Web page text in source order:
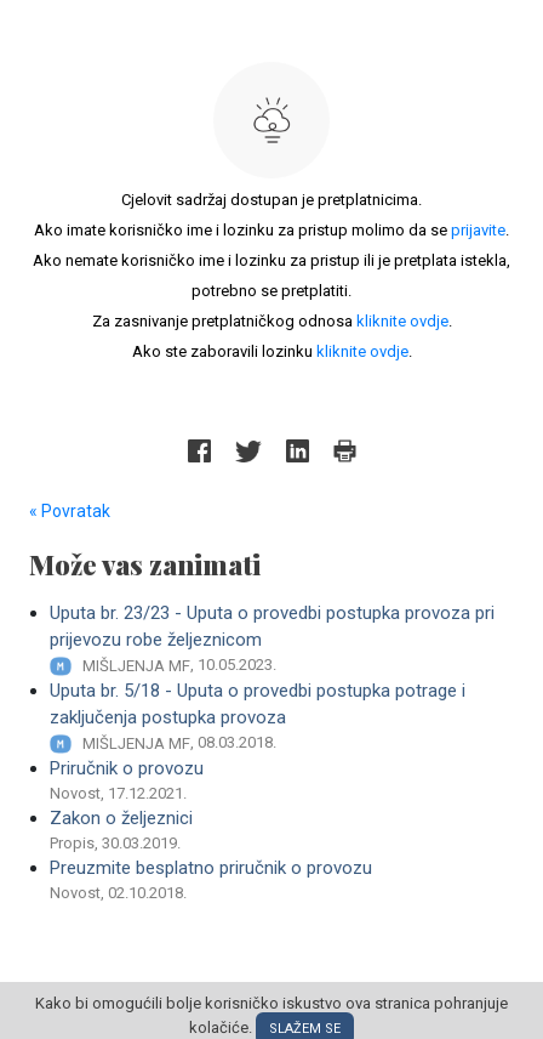
Cjelovit sadržaj dostupan je pretplatnicima.
Ako imate korisničko ime i lozinku za pristup molimo da se prijavite.
Ako nemate korisničko ime i lozinku za pristup ili je pretplata istekla,
potrebno se pretplatiti.
Za zasnivanje pretplatničkog odnosa kliknite ovdje.
Ako ste zaboravili lozinku kliknite ovdje.
« Povratak
Može vas zanimati
Uputa br. 23/23 - Uputa o provedbi postupka provoza pri
prijevozu robe željeznicom
MIŠLJENJA MF, 10.05.2023.
Uputa br. 5/18 - Uputa o provedbi postupka potrage i
zaključenja postupka provoza
MIŠLJENJA MF, 08.03.2018.
Priručnik o provozu
Novost, 17.12.2021.
Zakon o željeznici
Propis, 30.03.2019.
Preuzmite besplatno priručnik o provozu
Novost, 02.10.2018.
© POSLOVNI OBLAK Sva prava pridržana
Kako bi omogućili bolje korisničko iskustvo ova stranica pohranjuje
kolačiće.
SLAŽEM SE